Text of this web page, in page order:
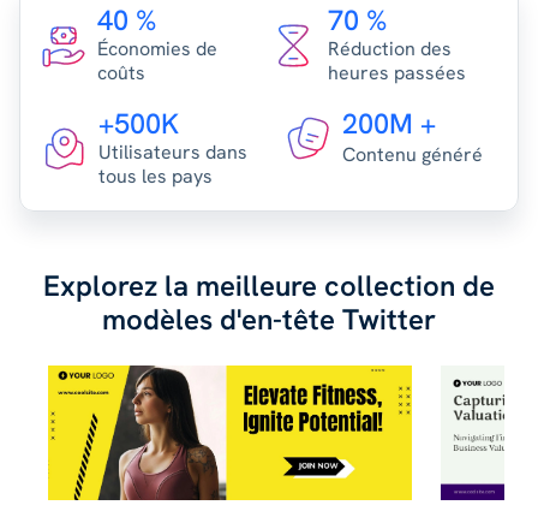
40 %
Économies de
coûts
70 %
Réduction des
heures passées
+500K
Utilisateurs dans
tous les pays
200M +
Contenu généré
Explorez la meilleure collection de
modèles d'en-tête Twitter